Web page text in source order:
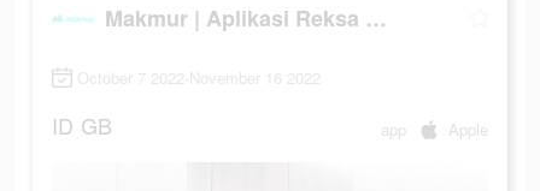
Makmur | Aplikasi Reksa Dana
October 7 2022-November 16 2022
ID GB app Apple